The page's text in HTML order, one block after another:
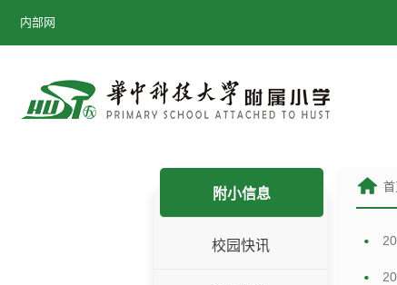
内部网
附小信息
校园快讯